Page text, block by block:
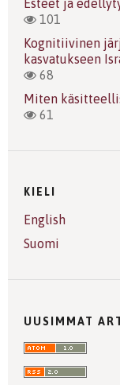
Esteet ja
101
Kognitiivinen
kasvatukseen
68
Miten
61
KIELI
English
Suomi
UUSIMMAT